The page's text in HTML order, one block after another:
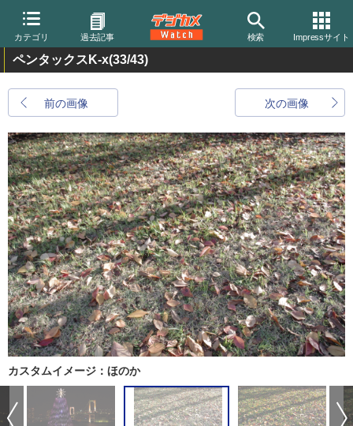
カテゴリ 過去記事 検索 Impressサイト
ペンタックスK-x(33/43)
前の画像 次の画像
カスタムイメージ：ほのか